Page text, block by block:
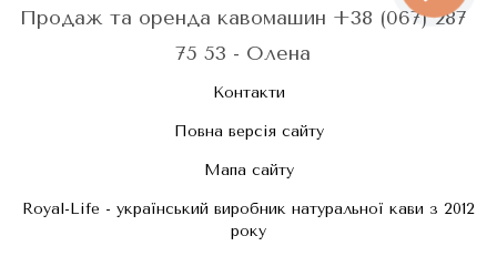
Продаж та оренда кавомашин +38 (067) 287
75 53 - Олена
Контакти
Повна версія сайту
Мапа сайту
Royal-Life - український виробник натуральної кави з 2012
року